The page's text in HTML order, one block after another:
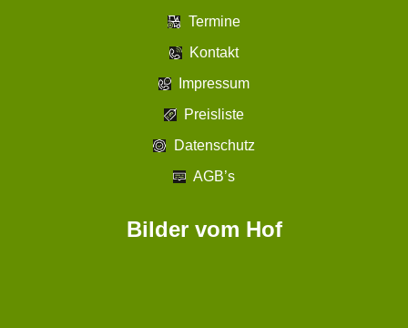
Termine
Kontakt
Impressum
Preisliste
Datenschutz
AGB’s
Bilder vom Hof